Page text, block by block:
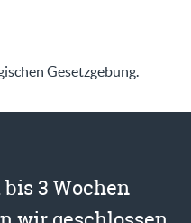
Gesetzgebung.
3 Wochen